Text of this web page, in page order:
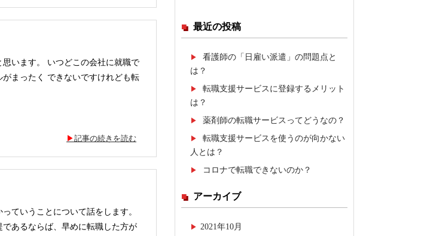
います。 いつどこの会社に就職で
まったく できないですけれども転
記事の続きを読む
ていうことについて話をします。
あるならば、早めに転職した方が
最近の投稿
看護師の「日雇い派遣」の問題点と
は？
転職支援サービスに登録するメリット
は？
薬剤師の転職サービスってどうなの？
転職支援サービスを使うのが向かない
人とは？
コロナで転職できないのか？
アーカイブ
2021年10月